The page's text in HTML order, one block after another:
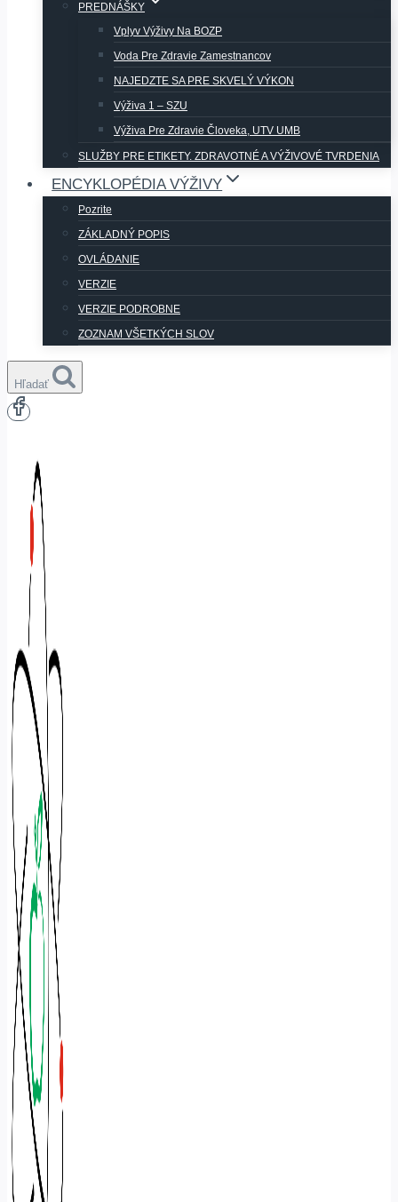
PREDNÁŠKY
Vplyv Výživy Na BOZP
Voda Pre Zdravie Zamestnancov
NAJEDZTE SA PRE SKVELÝ VÝKON
Výživa 1 – SZU
Výživa Pre Zdravie Človeka, UTV UMB
SLUŽBY PRE ETIKETY. ZDRAVOTNÉ A VÝŽIVOVÉ TVRDENIA
ENCYKLOPÉDIA VÝŽIVY
Pozrite
ZÁKLADNÝ POPIS
OVLÁDANIE
VERZIE
VERZIE PODROBNE
ZOZNAM VŠETKÝCH SLOV
Hľadať